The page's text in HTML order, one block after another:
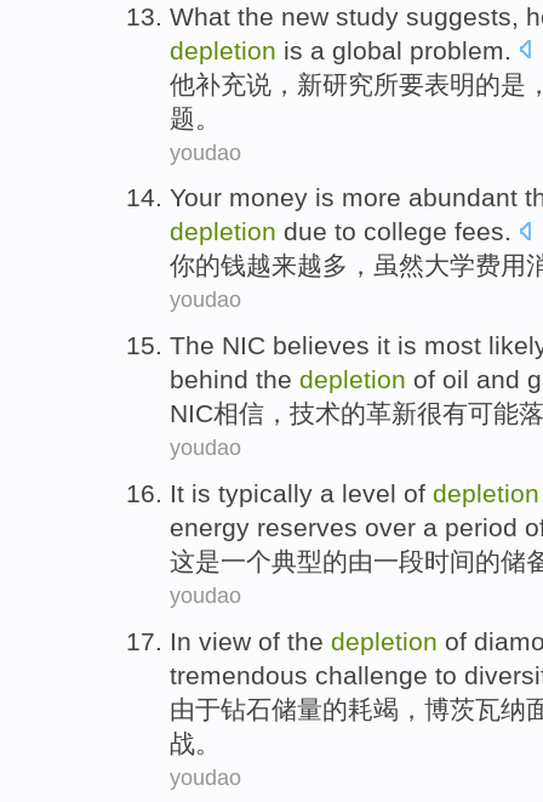
What the new study suggests
depletion is a global problem
他补充说 ， 新研究所要表明的是
题 。
youdao
Your money is more abundant
depletion due to college fees.
你的钱越来越多 ， 虽然大学费用
youdao
The NIC believes it is most
behind the depletion of oil and
NIC相信 ， 技术的革新很有可能
youdao
It is typically a level of depletion
energy reserves over a period
这是一个典型的由一段时间的储
youdao
In view of the depletion of
tremendous challenge to
由于钻石储量的耗竭 ， 博茨瓦纳
战。
youdao